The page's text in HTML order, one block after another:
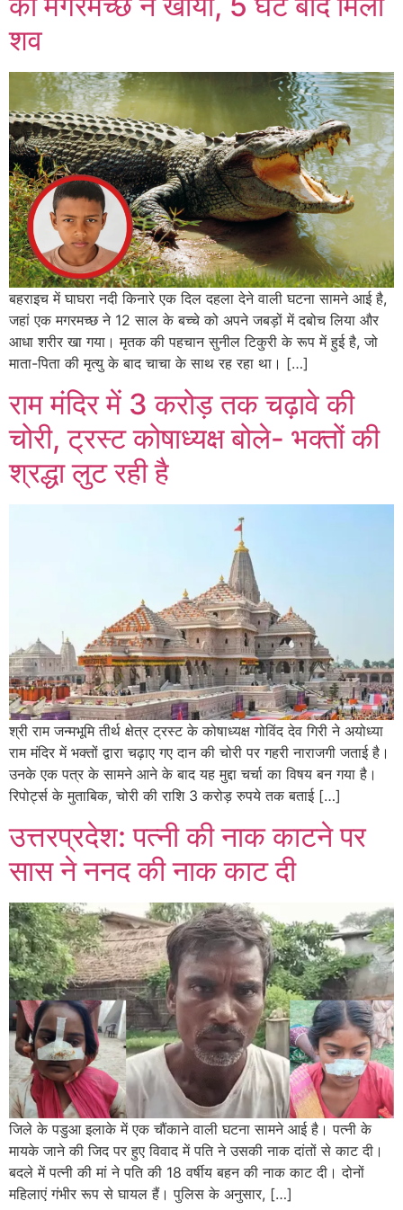
शव
बहराइच में घाघरा नदी किनारे एक दिल दहला देने वाली घटना सामने आई है,
जहां एक मगरमच्छ ने 12 साल के बच्चे को अपने जबड़ों में दबोच लिया और
आधा शरीर खा गया। मृतक की पहचान सुनील टिकुरी के रूप में हुई है, जो
माता-पिता की मृत्यु के बाद चाचा के साथ रह रहा था। […]
राम मंदिर में 3 करोड़ तक चढ़ावे की
चोरी, ट्रस्ट कोषाध्यक्ष बोले- भक्तों की
श्रद्धा लुट रही है
श्री राम जन्मभूमि तीर्थ क्षेत्र ट्रस्ट के कोषाध्यक्ष गोविंद देव गिरी ने अयोध्या
राम मंदिर में भक्तों द्वारा चढ़ाए गए दान की चोरी पर गहरी नाराजगी जताई है।
उनके एक पत्र के सामने आने के बाद यह मुद्दा चर्चा का विषय बन गया है।
रिपोर्ट्स के मुताबिक, चोरी की राशि 3 करोड़ रुपये तक बताई […]
उत्तरप्रदेश: पत्नी की नाक काटने पर
सास ने ननद की नाक काट दी
जिले के पडुआ इलाके में एक चौंकाने वाली घटना सामने आई है। पत्नी के
मायके जाने की जिद पर हुए विवाद में पति ने उसकी नाक दांतों से काट दी।
बदले में पत्नी की मां ने पति की 18 वर्षीय बहन की नाक काट दी। दोनों
महिलाएं गंभीर रूप से घायल हैं। पुलिस के अनुसार, […]